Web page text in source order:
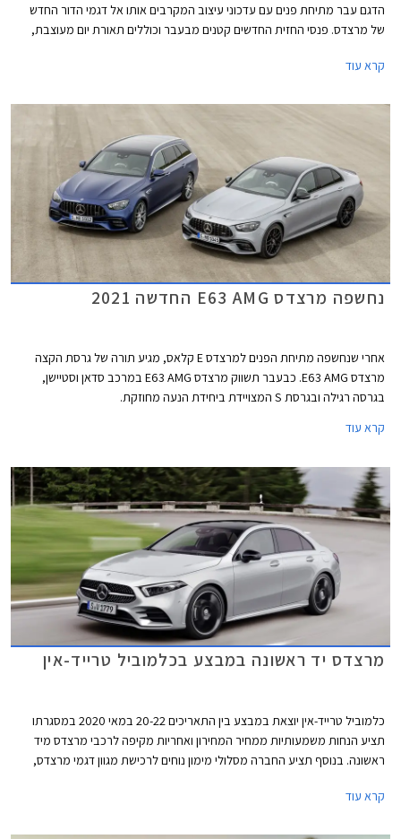
הדגם עבר מתיחת פנים עם עדכוני עיצוב המקרבים אותו אל דגמי הדור החדש
של מרצדס. פנסי החזית החדשים קטנים מבעבר וכוללים תאורת יום מעוצבת,
הצד נותרה אלגנטית ומתאפיינת בקו מותניים מעודן המשתפל לאחור. הזנב מציג
העיקרי בתא הנוסעים הוא גלגל ההגה החדש של מרצדס המכיל פקדי מגע.
קרא עוד
נחשפה מרצדס E63 AMG החדשה 2021
אחרי שנחשפה מתיחת הפנים למרצדס E קלאס, מגיע תורה של גרסת הקצה
מרצדס E63 AMG. כבעבר תשווק מרצדס E63 AMG במרכב סדאן וסטיישן,
בגרסה רגילה ובגרסת S המצויידת ביחידת הנעה מחוזקת.
קרא עוד
מרצדס יד ראשונה במבצע בכלמוביל טרייד-אין
כלמוביל טרייד-אין יוצאת במבצע בין התאריכים 20-22 במאי 2020 במסגרתו
תציע הנחות משמעותיות ממחיר המחירון ואחריות מקיפה לרכבי מרצדס מיד
ראשונה. בנוסף תציע החברה מסלולי מימון נוחים לרכישת מגוון דגמי מרצדס,
קרא עוד